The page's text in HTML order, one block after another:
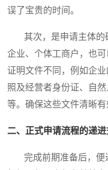
误了宝贵的时间。
其次，是申请主体的
企业、个体工商户，也
证明文件不同，例如企
照及经营者身份证、自
等。确保这些文件清晰有
二、正式申请流程的递
完成前期准备后，便